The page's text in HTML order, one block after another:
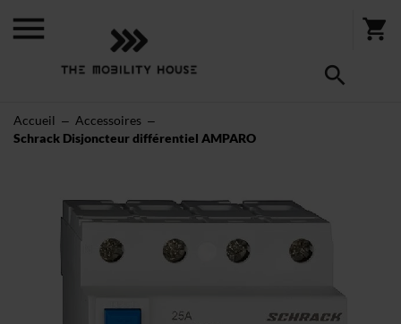
Accueil
Accessoires
Schrack Disjoncteur différentiel AMPARO